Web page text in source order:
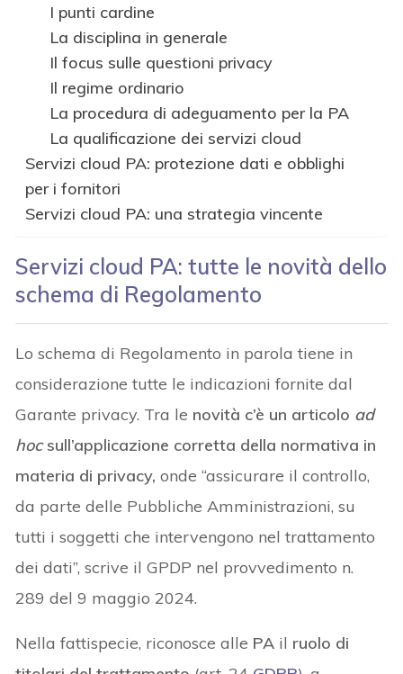
I punti cardine
La disciplina in generale
Il focus sulle questioni privacy
Il regime ordinario
La procedura di adeguamento per la PA
La qualificazione dei servizi cloud
Servizi cloud PA: protezione dati e obblighi
per i fornitori
Servizi cloud PA: una strategia vincente
Servizi cloud PA: tutte le novità dello
schema di Regolamento
Lo schema di Regolamento in parola tiene in
considerazione tutte le indicazioni fornite dal
Garante privacy. Tra le novità c’è un articolo ad
hoc sull’applicazione corretta della normativa in
materia di privacy, onde “assicurare il controllo,
da parte delle Pubbliche Amministrazioni, su
tutti i soggetti che intervengono nel trattamento
dei dati”, scrive il GPDP nel provvedimento n.
289 del 9 maggio 2024.
Nella fattispecie, riconosce alle PA il ruolo di